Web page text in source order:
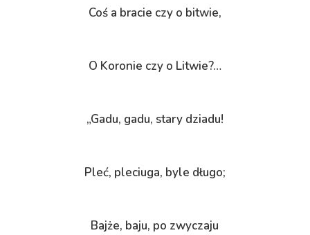
Coś a bracie czy o bitwie,
O Koronie czy o Litwie?…
„Gadu, gadu, stary dziadu!
Pleć, pleciuga, byle długo;
Bajże, baju, po zwyczaju